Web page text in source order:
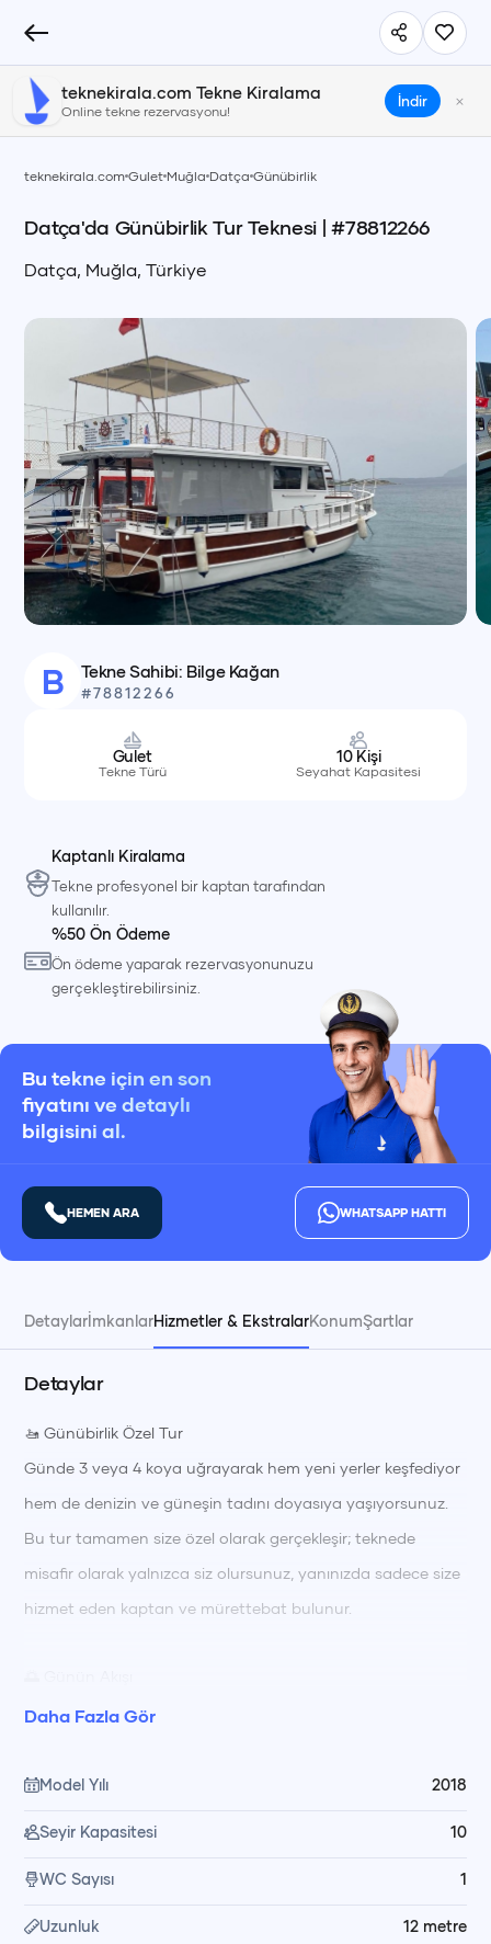
teknekirala.com Tekne Kiralama
Online tekne rezervasyonu!
İndir ×
teknekirala.com Gulet Muğla Datça Günübirlik
Datça'da Günübirlik Tur Teknesi | #78812266
Datça, Muğla,Türkiye
B Tekne Sahibi: Bilge Kağan
#78812266
Gulet
Tekne Türü
10 Kişi
Seyahat Kapasitesi
Kaptanlı Kiralama
Tekne profesyonel bir kaptan tarafından
kullanılır.
%50 Ön Ödeme
Ön ödeme yaparak rezervasyonunuzu
gerçekleştirebilirsiniz.
Bu tekne için en son
fiyatını ve detaylı
bilgisini al.
HEMEN ARA WHATSAPP HATTI
DetaylarİmkanlarHizmetler & EkstralarKonumŞartlar
Detaylar
🚤 Günübirlik Özel Tur
Günde 3 veya 4 koya uğrayarak hem yeni yerler keşfediyor
hem de denizin ve güneşin tadını doyasıya yaşıyorsunuz.
Bu tur tamamen size özel olarak gerçekleşir; teknede
misafir olarak yalnızca siz olursunuz, yanınızda sadece size
hizmet eden kaptan ve mürettebat bulunur.
Tur boyunca turkuaz sularda yüzme molaları 🏊‍♂️ vererek
🍽️ taze hazırlanmış yemeğiniz, koyun huzurlu manzarası
koyların sakin atmosferinde keyif yapabilirsiniz.
Daha Fazla Gör
Model Yılı 2018
Seyir Kapasitesi 10
WC Sayısı 1
Uzunluk 12 metre